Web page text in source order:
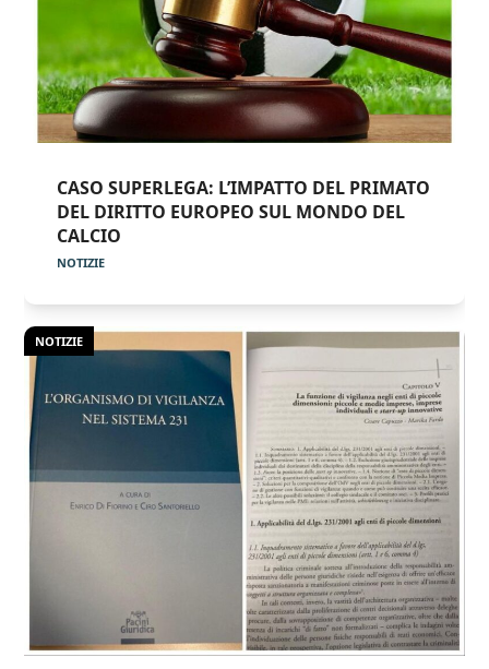
CASO SUPERLEGA: L’IMPATTO DEL PRIMATO
DEL DIRITTO EUROPEO SUL MONDO DEL
CALCIO
NOTIZIE
NOTIZIE